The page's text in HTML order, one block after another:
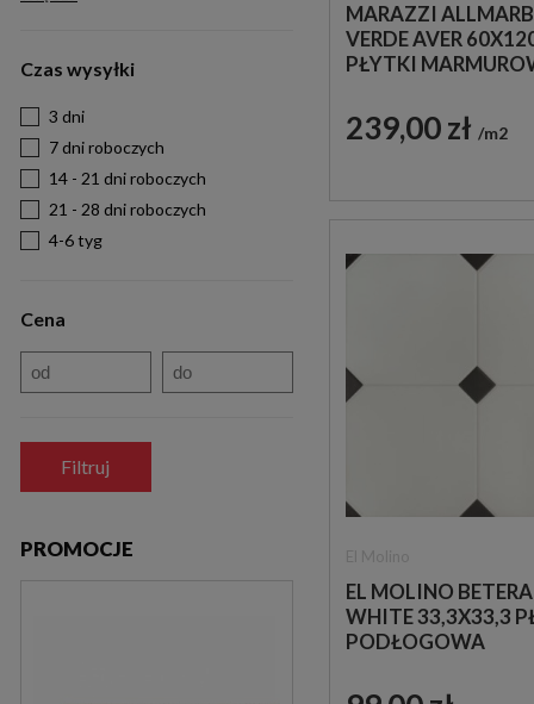
Czas wysyłki
3 dni
7 dni roboczych
14 - 21 dni roboczych
21 - 28 dni roboczych
4-6 tyg
Cena
Filtruj
PROMOCJE
MARAZZI
VERDE AVER
PŁYTKI
239,00 zł m2
EL MOLINO
WHITE 33,3X33,3
PODŁOGOWA